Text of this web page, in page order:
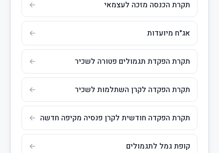
תקרת הכנסה מזכה לעצמאי
אג"ח מיועדות
תקרת הפקדת תגמולים פטורה לשכיר
תקרת הפקדה לקרן השתלמות לשכיר
תקרת הפקדה חודשית לקרן פנסיה מקיפה חדשה
קופת גמל לתגמולים